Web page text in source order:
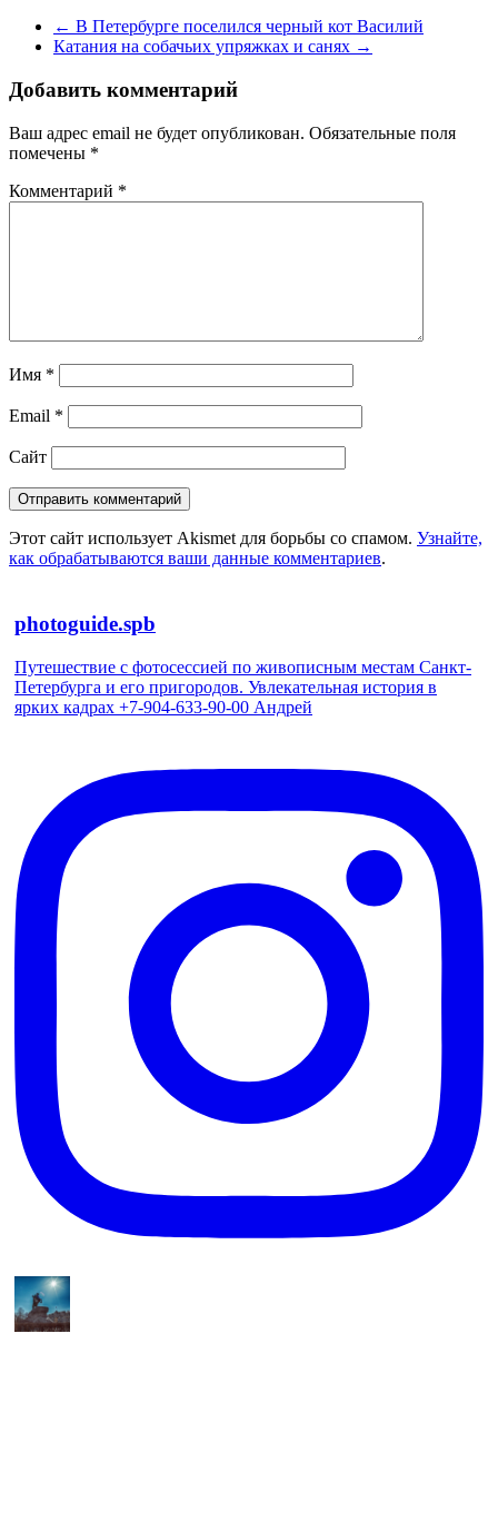
← В Петербурге поселился черный кот Василий
Катания на собачьих упряжках и санях →
Добавить комментарий
Ваш адрес email не будет опубликован. Обязательные поля
помечены *
Комментарий *
Имя *
Email *
Сайт
Этот сайт использует Akismet для борьбы со спамом. Узнайте,
как обрабатываются ваши данные комментариев.
photoguide.spb
Путешествие с фотосессией по живописным местам Санкт-
Петербурга и его пригородов. Увлекательная история в
ярких кадрах +7-904-633-90-00 Андрей